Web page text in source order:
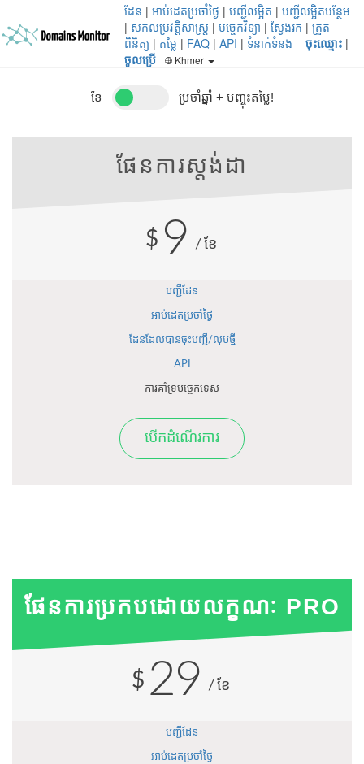
ដែន | អាប់ដេតប្រចាំថ្ងៃ | បញ្ជីលម្អិត | បញ្ជីលម្អិតបន្ថែម
| សកលប្រវត្តិសាស្ត្រ | បច្ចេកវិទ្យា | ស្វែងរក | ត្រួត
ពិនិត្យ | តម្លៃ | FAQ | API | ទំនាក់ទំនង ចុះឈ្មោះ |
ចូលប្រើ
Khmer
ខែ ប្រចាំឆ្នាំ + បញ្ចុះតម្លៃ!
ផែនការស្តង់ដា
$ 9 /ខែ
បញ្ជីដែន
អាប់ដេតប្រចាំថ្ងៃ
ដែនដែលបានចុះបញ្ជី/លុបថ្មី
API
ការគាំទ្របច្ចេកទេស
បើកដំណើរការ
ផែនការប្រកបដោយលក្ខណៈ PRO
$ 29 /ខែ
បញ្ជីដែន
អាប់ដេតប្រចាំថ្ងៃ